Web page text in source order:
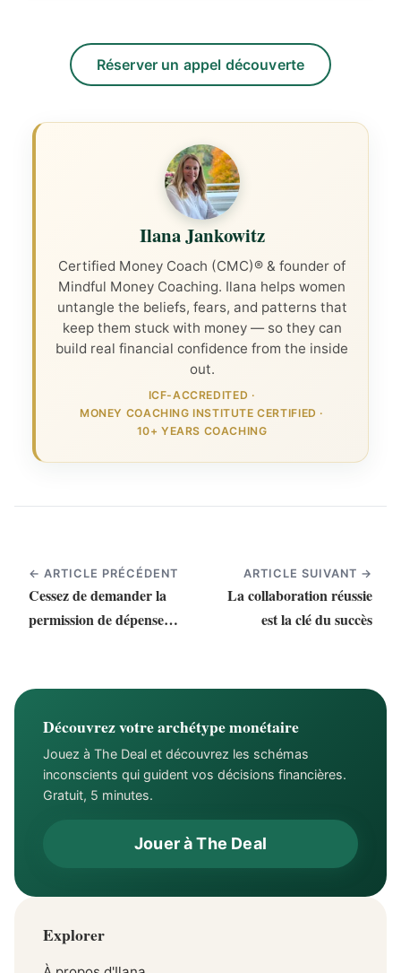
Réserver un appel découverte
Ilana Jankowitz
Certified Money Coach (CMC)® & founder of
Mindful Money Coaching. Ilana helps women
untangle the beliefs, fears, and patterns that
keep them stuck with money — so they can
build real financial confidence from the inside
out.
ICF-ACCREDITED ·
MONEY COACHING INSTITUTE CERTIFIED ·
10+ YEARS COACHING
← ARTICLE PRÉCÉDENT
Cessez de demander la
permission de dépenser
ARTICLE SUIVANT →
La collaboration réussie
est la clé du succès
Découvrez votre archétype monétaire
Jouez à The Deal et découvrez les schémas
inconscients qui guident vos décisions financières.
Gratuit, 5 minutes.
Jouer à The Deal
Explorer